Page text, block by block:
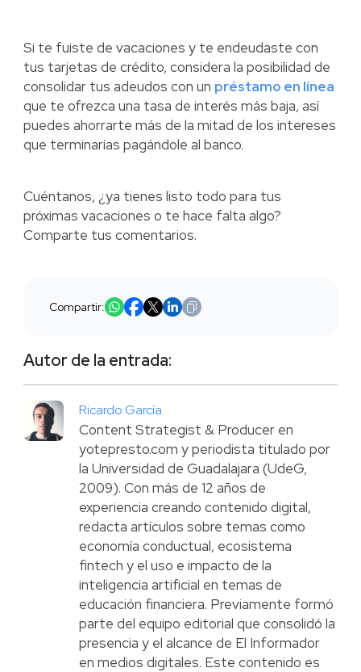
Si te fuiste de vacaciones y te endeudaste con
tus tarjetas de crédito, considera la posibilidad de
consolidar tus adeudos con un préstamo en línea
que te ofrezca una tasa de interés más baja, así
puedes ahorrarte más de la mitad de los intereses
que terminarías pagándole al banco.
Cuéntanos, ¿ya tienes listo todo para tus
próximas vacaciones o te hace falta algo?
Comparte tus comentarios.
Compartir:
Autor de la entrada:
Ricardo García
Content Strategist & Producer en
yotepresto.com y periodista titulado por
la Universidad de Guadalajara (UdeG,
2009). Con más de 12 años de
experiencia creando contenido digital,
redacta artículos sobre temas como
economía conductual, ecosistema
fintech y el uso e impacto de la
inteligencia artificial en temas de
educación financiera. Previamente formó
parte del equipo editorial que consolidó la
presencia y el alcance de El Informador
en medios digitales. Este contenido es